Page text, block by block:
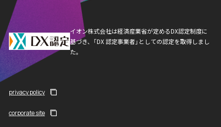
イオン株式会社は経済産業省が定めるDX認定制度に
基づき、「DX 認定事業者」としての認定を取得しまし
た。
privacy policy
corporate site